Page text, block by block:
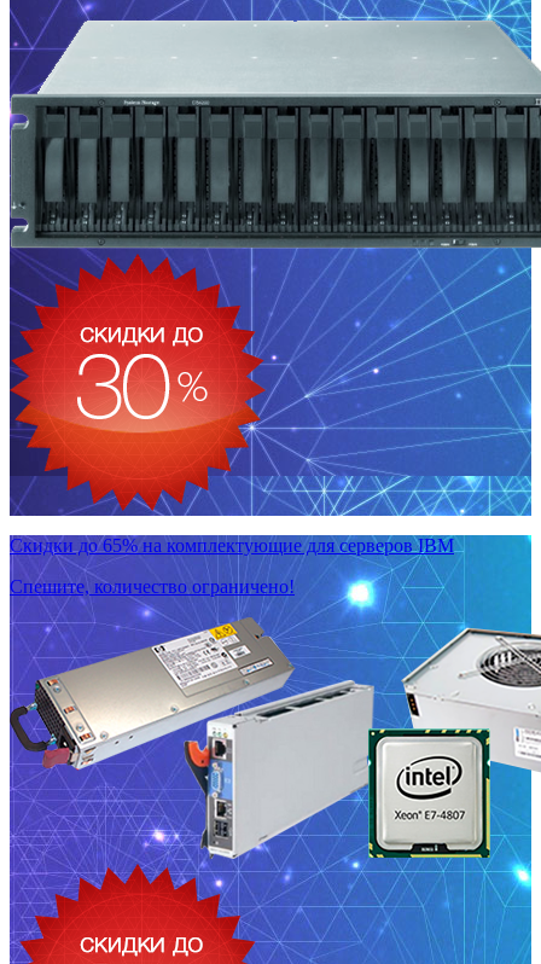
Скидки до 65% на комплектующие для серверов IBM
Спешите, количество ограничено!